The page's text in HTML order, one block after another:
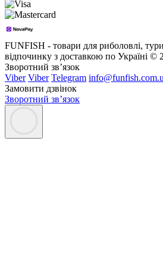
FUNFISH - товари для риболовлі,
відпочинку з доставкою по Україні ©
Зворотний зв’язок
Viber Viber Telegram
Замовити дзвінок
Зворотний зв’язок